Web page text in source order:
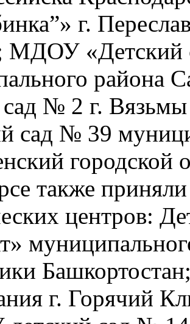
г.
МДОУ «Детский
района
сад № 2 г.
сад № 39
городской
также
центров:
г. Горячий